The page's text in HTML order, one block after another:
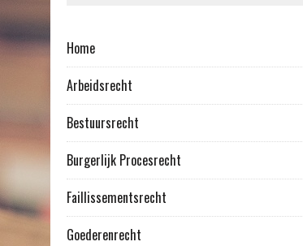
Home
Arbeidsrecht
Bestuursrecht
Burgerlijk Procesrecht
Faillissementsrecht
Goederenrecht